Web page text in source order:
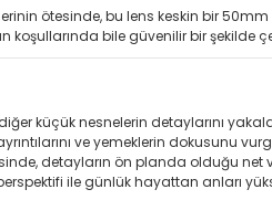
ötesinde, bu lens keskin bir
koşullarında bile güvenilir bir
küçük nesnelerin detaylarını
ve yemeklerin dokusunu
detayların ön planda olduğu net
ile günlük hayattan anları